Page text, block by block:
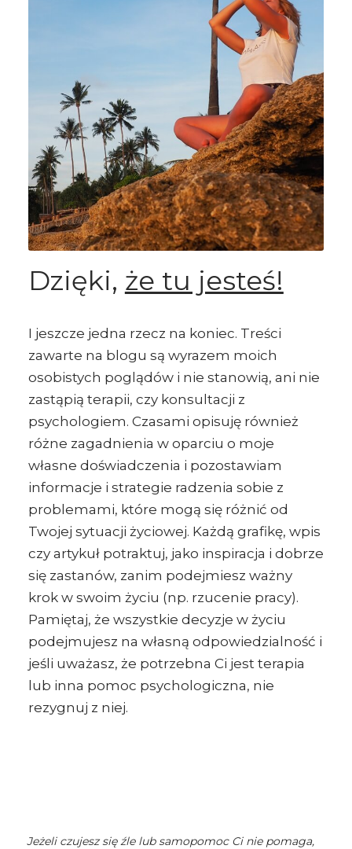
Dzięki, że tu jesteś!
I jeszcze jedna rzecz na koniec. Treści
zawarte na blogu są wyrazem moich
osobistych poglądów i nie stanowią, ani nie
zastąpią terapii, czy konsultacji z
psychologiem. Czasami opisuję również
różne zagadnienia w oparciu o moje
własne doświadczenia i pozostawiam
informacje i strategie radzenia sobie z
problemami, które mogą się różnić od
Twojej sytuacji życiowej. Każdą grafikę, wpis
czy artykuł potraktuj, jako inspiracja i dobrze
się zastanów, zanim podejmiesz ważny
krok w swoim życiu (np. rzucenie pracy).
Pamiętaj, że wszystkie decyzje w życiu
podejmujesz na własną odpowiedzialność i
jeśli uważasz, że potrzebna Ci jest terapia
lub inna pomoc psychologiczna, nie
rezygnuj z niej.
Jeżeli czujesz się źle lub samopomoc Ci nie pomaga,